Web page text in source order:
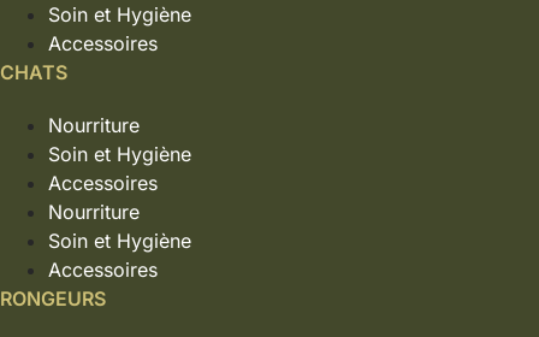
Soin et Hygiène
Accessoires
CHATS
Nourriture
Soin et Hygiène
Accessoires
Nourriture
Soin et Hygiène
Accessoires
RONGEURS